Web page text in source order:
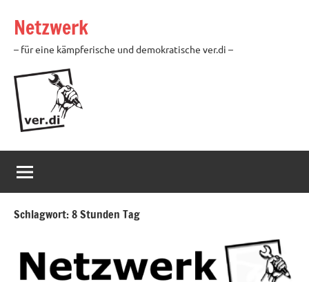
Inhalt
springen
Netzwerk
– für eine kämpferische und demokratische ver.di –
Schlagwort:8 Stunden Tag